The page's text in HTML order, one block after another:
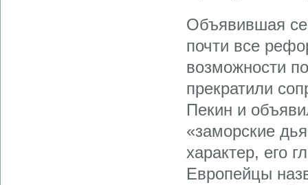
Объявившая
почти все
возможности
прекратили
Пекин и
«заморские
характер, его
Европейцы